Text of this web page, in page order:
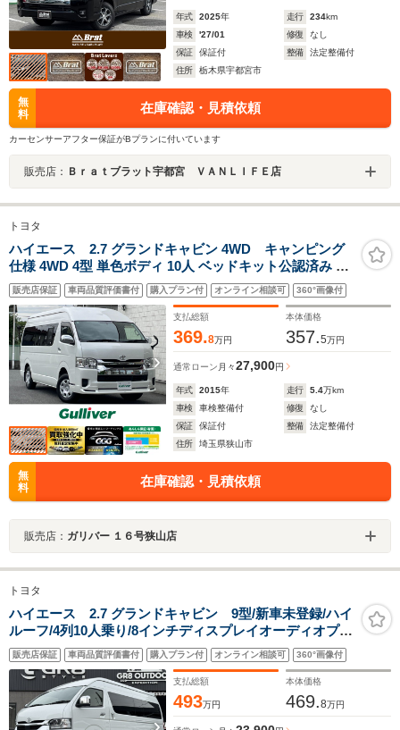
年式 2025年 走行 234km
車検
'27/01 修復
なし
保証
保証付 整備
法定整備付
住所
栃木県宇都宮市
無
料
在庫確認・見積依頼
カーセンサーアフター保証がBプランに付いています
販売店： Ｂｒａｔブラット宇都宮 ＶＡＮＬＩＦＥ店
トヨタ
ハイエース 2.7 グランドキャビン 4WD キャンピング
仕様 4WD 4型 単色ボディ 10人 ベッドキット公認済み 走
行54364km モデリスタFスポイラー 電動スライド バック
ドアイージークローズ スマートキー ナビ LEDヘッドライ
ト フローリング調フロア ナビ ETC
販売店保証 車両品質評価書付 購入プラン付 オンライン相談可 360°画像付
支払総額
369.8万円
本体価格
357.5万円
通常ローン 月々27,900円
年式 2015年 走行 5.4万km
車検
車検整備付 修復
なし
保証
保証付 整備
法定整備付
住所
埼玉県狭山市
無
料
在庫確認・見積依頼
販売店： ガリバー １６号狭山店
トヨタ
ハイエース 2.7 グランドキャビン 9型/新車未登録/ハイ
ルーフ/4列10人乗り/8インチディスプレイオーディオプラ
ス/パノラミックビューモニター/デジタルインナーミラー/
パワースライドドア/Bi-Beamヘッド/セーフティセンス
販売店保証 車両品質評価書付 購入プラン付 オンライン相談可 360°画像付
支払総額
493万円
本体価格
469.8万円